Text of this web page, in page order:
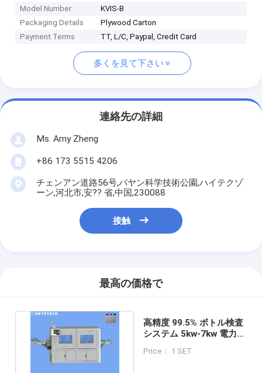
Model Number
KVIS-B
Packaging Details
Plywood Carton
Payment Terms
TT, L/C, Paypal, Credit Card
多くを見て下さい
連絡先の詳細
Ms. Amy Zheng
+86 173 5515 4206
チェンアン道路56号,バヤン科学技術公園,ハイテクゾ
ーン,河北市,安?? 省,中国,230088
接触
最高の価格で
高精度 99.5% ボトル検査
システム 5kw-7kw 電力消
Price： 1 SET